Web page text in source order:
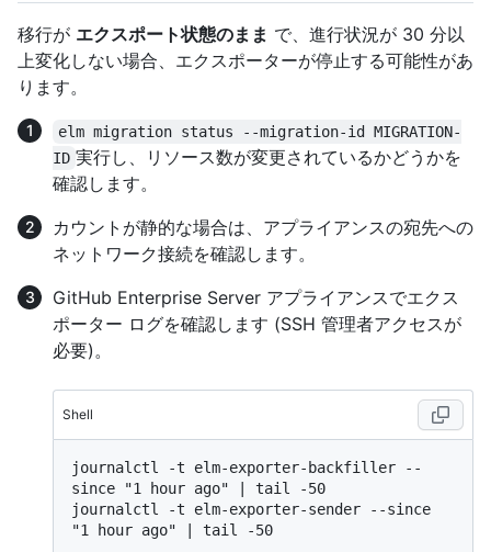
移行が エクスポート状態のまま で、進行状況が 30 分以
上変化しない場合、エクスポーターが停止する可能性があ
ります。
elm migration status --migration-id MIGRATION-
ID 実行し、リソース数が変更されているかどうかを
確認します。
カウントが静的な場合は、アプライアンスの宛先への
ネットワーク接続を確認します。
GitHub Enterprise Server アプライアンスでエクス
ポーター ログを確認します (SSH 管理者アクセスが
必要)。
Shell
journalctl -t elm-exporter-backfiller --
since "1 hour ago" | tail -50
journalctl -t elm-exporter-sender --since